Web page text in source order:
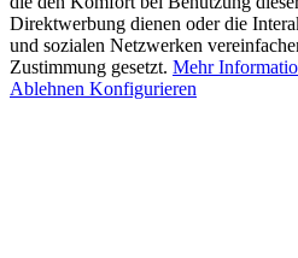
Direktwerbung dienen oder die
und sozialen Netzwerken
Zustimmung gesetzt. Mehr
Ablehnen Konfigurieren